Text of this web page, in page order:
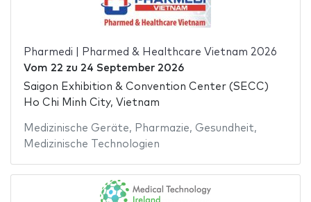
Pharmedi | Pharmed & Healthcare Vietnam 2026
Vom 22 zu 24 September 2026
Saigon Exhibition & Convention Center (SECC)
Ho Chi Minh City, Vietnam
Medizinische Geräte, Pharmazie, Gesundheit,
Medizinische Technologien